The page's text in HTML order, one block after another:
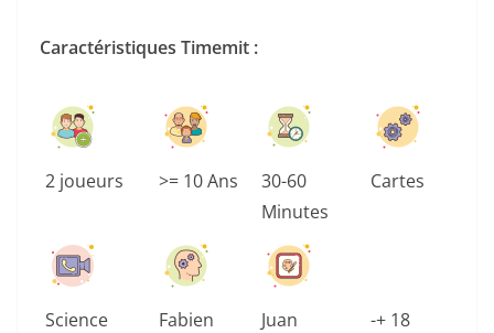
Caractéristiques Timemit :
2 joueurs >= 10 Ans
30-60
Minutes
Cartes
Science
Fabien
Juan
-+ 18